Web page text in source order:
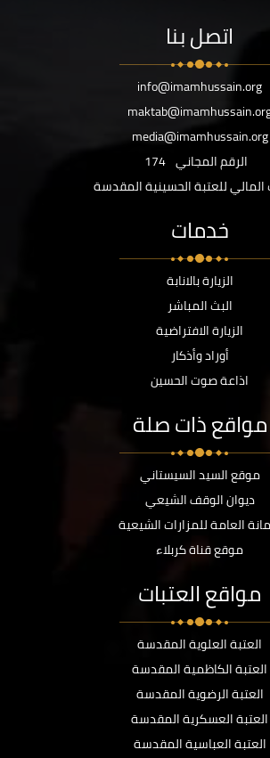
اتصل بنا
info@imamhussain.org
media@imamhussain.org
الرقم المجاني 174
للعتبة الحسينية المقدسة
خدمات
الزيارة بالانابة
البث المباشر
الزيارة الافتراضية
أوراد وأذكار
اذاعة صوت الحسين
مواقع ذات صلة
موقع السيد السيستاني
ديوان الوقف الشيعي
العامة للمزارات الشيعية
موقع قناة كربلاء
مواقع العتبات
العتبة العلوية المقدسة
العتبة الكاظمية المقدسة
العتبة الرضوية المقدسة
العتبة العسكرية المقدسة
العتبة العباسية المقدسة